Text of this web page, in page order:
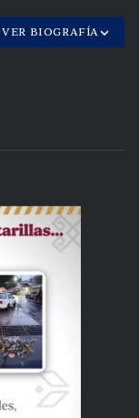
VER BIOGRAFÍA